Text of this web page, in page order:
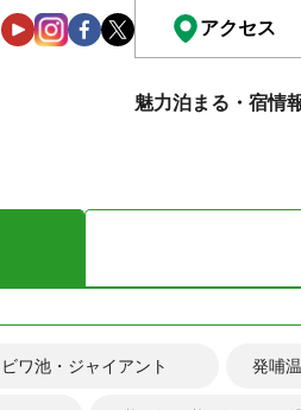
アクセス
魅力泊まる・宿情
ビワ池・ジャイアント 発哺